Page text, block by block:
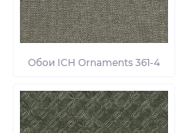
Обои ІСН Ornaments 361-4